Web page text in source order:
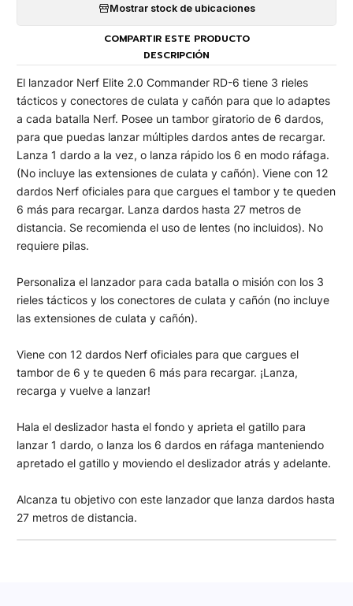
Mostrar stock de ubicaciones
COMPARTIR ESTE PRODUCTO
DESCRIPCIÓN
El lanzador Nerf Elite 2.0 Commander RD-6 tiene 3 rieles
tácticos y conectores de culata y cañón para que lo adaptes
a cada batalla Nerf. Posee un tambor giratorio de 6 dardos,
para que puedas lanzar múltiples dardos antes de recargar.
Lanza 1 dardo a la vez, o lanza rápido los 6 en modo ráfaga.
(No incluye las extensiones de culata y cañón). Viene con 12
dardos Nerf oficiales para que cargues el tambor y te queden
6 más para recargar. Lanza dardos hasta 27 metros de
distancia. Se recomienda el uso de lentes (no incluidos). No
requiere pilas.
Personaliza el lanzador para cada batalla o misión con los 3
rieles tácticos y los conectores de culata y cañón (no incluye
las extensiones de culata y cañón).
Viene con 12 dardos Nerf oficiales para que cargues el
tambor de 6 y te queden 6 más para recargar. ¡Lanza,
recarga y vuelve a lanzar!
Hala el deslizador hasta el fondo y aprieta el gatillo para
lanzar 1 dardo, o lanza los 6 dardos en ráfaga manteniendo
apretado el gatillo y moviendo el deslizador atrás y adelante.
Alcanza tu objetivo con este lanzador que lanza dardos hasta
27 metros de distancia.